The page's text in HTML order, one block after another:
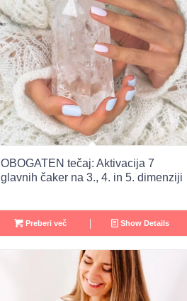
OBOGATEN tečaj: Aktivacija 7
glavnih čaker na 3., 4. in 5. dimenziji
Preberi več Show Details